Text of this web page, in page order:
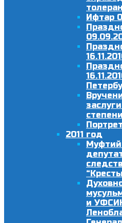
Ифтар
степени
2011 год
и